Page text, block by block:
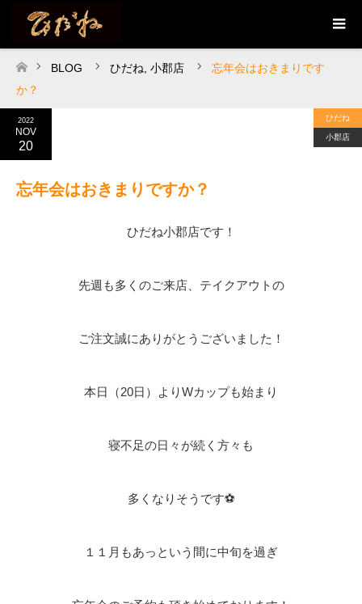
ホーム
BLOG ひだね 小郡店
忘年会はおきまりです
か？
2022
NOV
20
ひだね
小郡店
忘年会はおきまりですか？
ひだね小郡店です！
先週も多くのご来店、テイクアウトの
ご注文誠にありがとうございました！
本日（20日）よりWカップも始まり
寝不足の日々が続く方々も
多くなりそうです⚽
１１月もあっという間に中旬を過ぎ